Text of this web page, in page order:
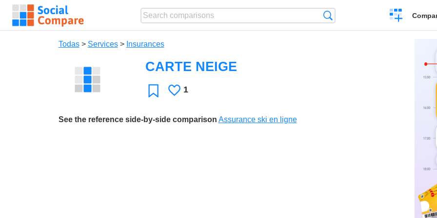
Crear
una
Todas> Services> Insurances
CARTE NEIGE
Favoritos
Le
1
See the reference side-by-side comparison Assurance ski en ligne